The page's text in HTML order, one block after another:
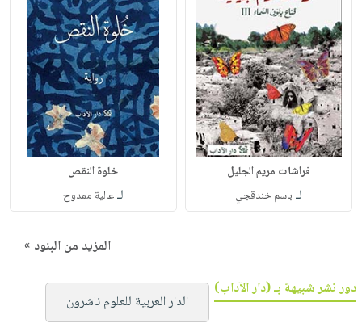
فراشات مريم الجليل
لـ باسم خندقجي
خلوة النقص
لـعالية ممدوح
المزيد من البنود »
دور نشر شبيهة بـ (دار الآداب)
الدار العربية للعلوم ناشرون